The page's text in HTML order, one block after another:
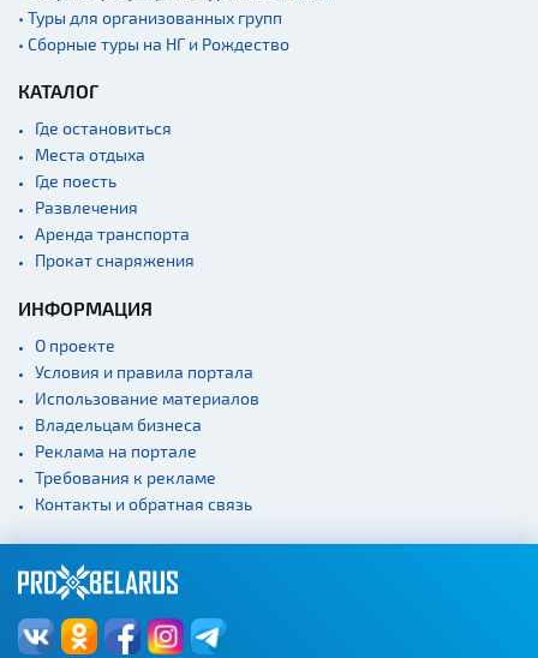
• Туры для организованных групп
• Сборные туры на НГ и Рождество
КАТАЛОГ
Где остановиться
Места отдыха
Где поесть
Развлечения
Аренда транспорта
Прокат снаряжения
ИНФОРМАЦИЯ
О проекте
Условия и правила портала
Использование материалов
Владельцам бизнеса
Реклама на портале
Требования к рекламе
Контакты и обратная связь